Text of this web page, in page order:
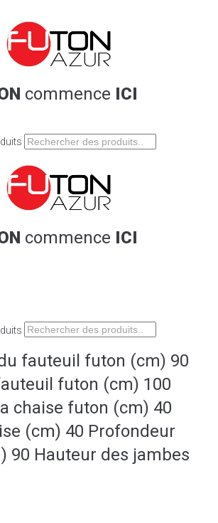
commence ICI
commence ICI
fauteuil futon (cm) 90
futon (cm) 100
chaise futon (cm) 40
(cm) 40 Profondeur
90 Hauteur des jambes